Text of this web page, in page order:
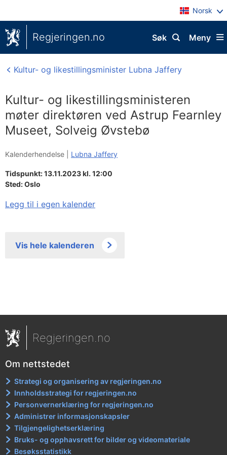
Norsk
Regjeringen.no Meny
Søk
Kultur- og likestillingsminister Lubna Jaffery
Kultur- og likestillingsministeren
møter direktøren ved Astrup Fearnley
Museet, Solveig Øvstebø
Kalenderhendelse | Lubna Jaffery
Tidspunkt: 13.11.2023 kl. 12:00
Sted:Oslo
Legg til i egen kalender
Vis hele kalenderen
Regjeringen.no
Om nettstedet
Strategi og organisering av regjeringen.no
Innholdsstrategi for regjeringen.no
Personvernerklæring for regjeringen.no
Administrer informasjonskapsler
Tilgjengelighetserklæring
Bruks- og opphavsrett for bilder og videomateriale
Besøksstatistikk